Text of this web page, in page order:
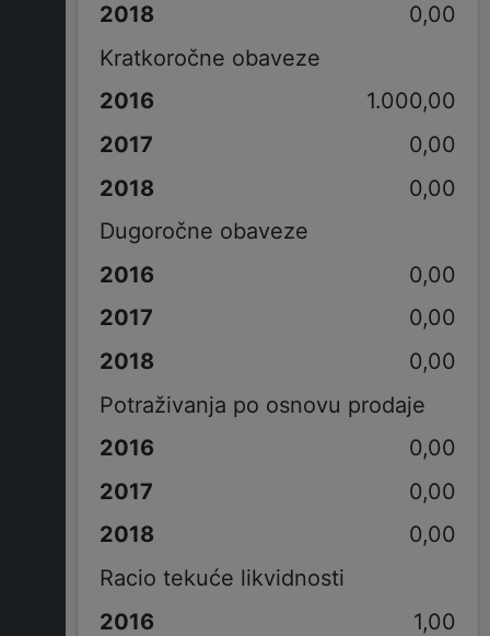
0,00
Kratkoročne obaveze
1.000,00
0,00
0,00
Dugoročne obaveze
0,00
0,00
0,00
Potraživanja po osnovu prodaje
0,00
0,00
0,00
Racio tekuće likvidnosti
1,00